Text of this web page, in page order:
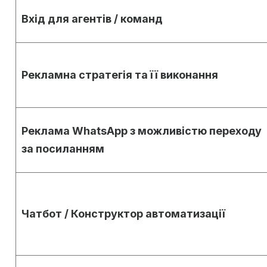
Вхід для агентів / команд
Рекламна стратегія та її виконання
Реклама WhatsApp з можливістю переходу
за посиланням
Чатбот / Конструктор автоматизації